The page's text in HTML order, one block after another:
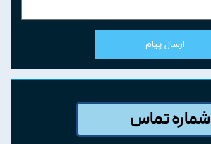
شماره تماس
ارسال پیام